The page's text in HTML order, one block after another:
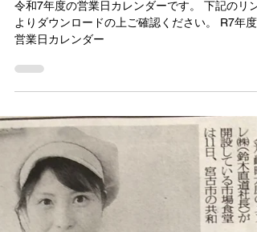
R7年度 営業日カレンダー
よりダウンロードの上ご確認ください。 R7年
営業日カレンダー